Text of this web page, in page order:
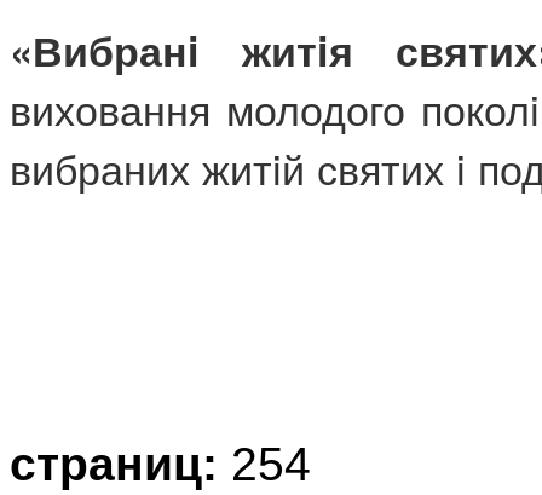
«Вибранi житiя
виховання молодого
вибраних житiй святих i
страниц: 254